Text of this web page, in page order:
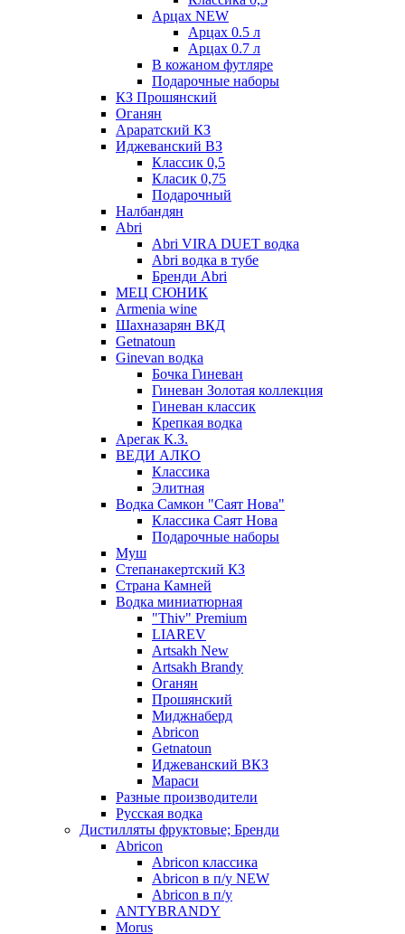
Арцах NEW
Арцах 0.5 л
Арцах 0.7 л
В кожаном футляре
Подарочные наборы
КЗ Прошянский
Оганян
Араратский КЗ
Иджеванский ВЗ
Классик 0,5
Класик 0,75
Подарочный
Налбандян
Abri
Abri VIRA DUET водка
Abri водка в тубе
Бренди Abri
МЕЦ СЮНИК
Armenia wine
Шахназарян ВКД
Getnatoun
Ginevan водка
Бочка Гиневан
Гиневан Золотая коллекция
Гиневан классик
Крепкая водка
Арегак К.З.
ВЕДИ АЛКО
Классика
Элитная
Водка Самкон "Саят Нова"
Классика Саят Нова
Подарочные наборы
Муш
Степанакертский КЗ
Страна Камней
Водка миниатюрная
"Thiv" Premium
LIAREV
Artsakh New
Artsakh Brandy
Оганян
Прошянский
Миджнаберд
Abricon
Getnatoun
Иджеванский ВКЗ
Мараси
Разные производители
Русская водка
Дистилляты фруктовые; Бренди
Abricon
Abricon классика
Abricon в п/у NEW
Abricon в п/у
ANTYBRANDY
Morus